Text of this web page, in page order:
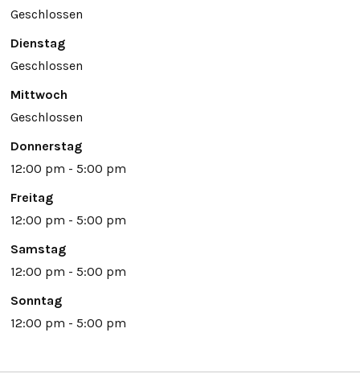
Geschlossen
Dienstag
Geschlossen
Mittwoch
Geschlossen
Donnerstag
12:00 pm - 5:00 pm
Freitag
12:00 pm - 5:00 pm
Samstag
12:00 pm - 5:00 pm
Sonntag
12:00 pm - 5:00 pm